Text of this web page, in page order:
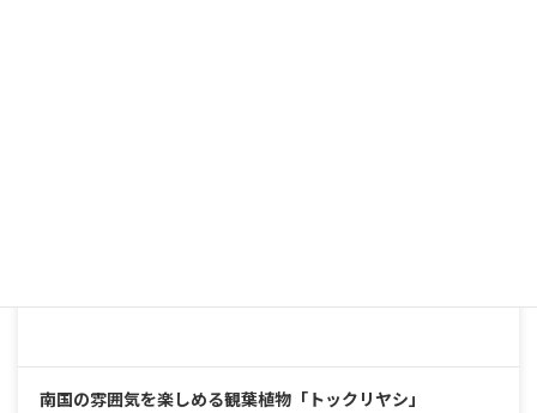
南国の雰囲気を楽しめる観葉植物「トックリヤシ」